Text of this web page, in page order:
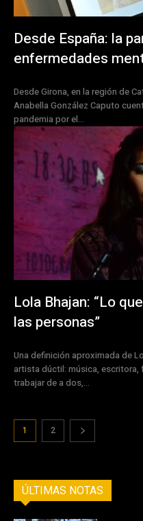
Desde España: la
enfermedades
Desde Girona, en la región de
Anabella González Caputo
pandemia por el...
Lola Bhajan: “Lo
las personas”
Una definición aproximada de
artista dúctil: música,
trabajar de a dos,...
1 2
ÚLTIMAS NOTAS